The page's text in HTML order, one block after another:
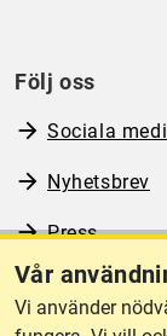
Vår
Vi använder
Följ oss
Sociala
Nyhetsbrev
Press
RSS